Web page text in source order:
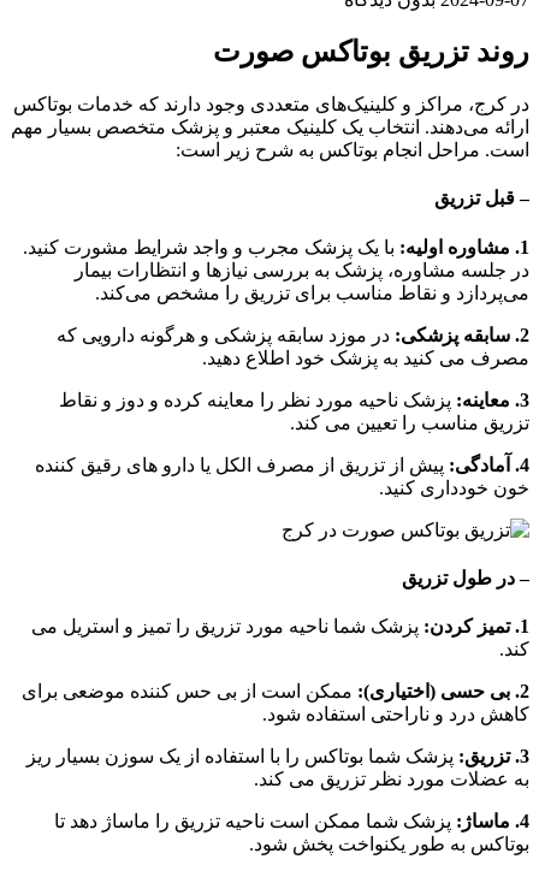
روند تزریق بوتاکس صورت
در کرج، مراکز و کلینیک‌های متعددی وجود دارند که خدمات بوتاکس
ارائه می‌دهند. انتخاب یک کلینیک معتبر و پزشک متخصص بسیار مهم
است. مراحل انجام بوتاکس به شرح زیر است:
– قبل تزریق
1. مشاوره اولیه:
با یک پزشک مجرب و واجد شرایط مشورت کنید.
در جلسه مشاوره، پزشک به بررسی نیازها و انتظارات بیمار
می‌پردازد و نقاط مناسب برای تزریق را مشخص می‌کند.
2. سابقه پزشکی:
در موزد سابقه پزشکی و هرگونه دارویی که
مصرف می کنید به پزشک خود اطلاع دهید.
3. معاینه:
پزشک ناحیه مورد نظر را معاینه کرده و دوز و نقاط
تزریق مناسب را تعیین می کند.
4. آمادگی:
پیش از تزریق از مصرف الکل یا دارو های رقیق کننده
خون خودداری کنید.
– در طول تزریق
1. تمیز کردن:
پزشک شما ناحیه مورد تزریق را تمیز و استریل می
کند.
2. بی حسی (اختیاری):
ممکن است از بی حس کننده موضعی برای
کاهش درد و ناراحتی استفاده شود.
3. تزریق:
پزشک شما بوتاکس را با استفاده از یک سوزن بسیار ریز
به عضلات مورد نظر تزریق می کند.
4. ماساژ:
پزشک شما ممکن است ناحیه تزریق را ماساژ دهد تا
بوتاکس به طور یکنواخت پخش شود.